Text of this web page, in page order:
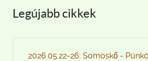
Legújabb cikkek
2026.05.22-26: Somoskő -